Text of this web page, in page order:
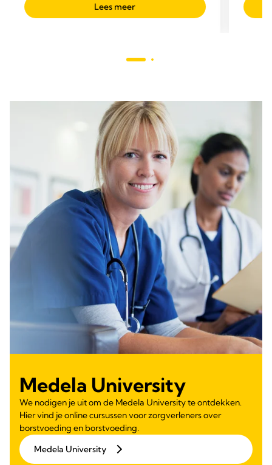
Lees meer
Medela University
We nodigen je uit om de Medela University te ontdekken.
Hier vind je online cursussen voor zorgverleners over
borstvoeding en borstvoeding.
Medela University